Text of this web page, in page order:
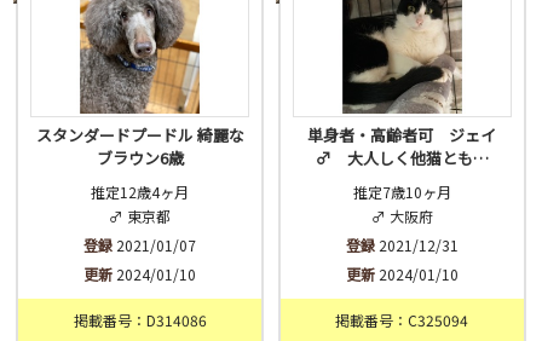
スタンダードプードル 綺麗な
ブラウン6歳
推定12歳4ヶ月
♂ 東京都
登録 2021/01/07
更新 2024/01/10
掲載番号：D314086
単身者・高齢者可 ジェイ
♂ 大人しく他猫とも…
推定7歳10ヶ月
♂ 大阪府
登録2021/12/31
更新2024/01/10
掲載番号：C325094